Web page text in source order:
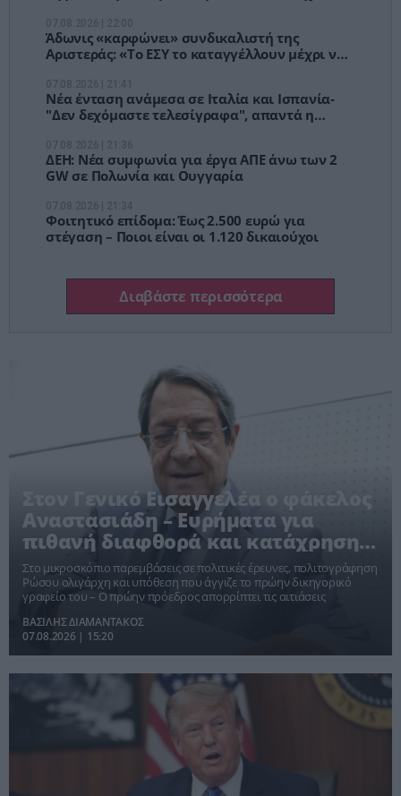
Άδωνις «καρφώνει» συνδικαλιστή της
Αριστεράς: «Το ΕΣΥ το καταγγέλλουν μέχρι να
Νέα ένταση ανάμεσα σε Ιταλία και Ισπανία-
"Δεν δεχόμαστε τελεσίγραφα", απαντά η
ΔΕΗ: Νέα συμφωνία για έργα ΑΠΕ άνω των 2
GW σε Πολωνία και Ουγγαρία
Φοιτητικό επίδομα: Έως 2.500 ευρώ για
στέγαση – Ποιοι είναι οι 1.120 δικαιούχοι
Διαβάστε περισσότερα
Στον Γενικό Εισαγγελέα ο φάκελος
Αναστασιάδη – Ευρήματα για
πιθανή διαφθορά και κατάχρηση
εξουσίας
Στο μικροσκόπιο παρεμβάσεις σε πολιτικές έρευνες, πολιτογράφηση
Ρώσου ολιγάρχη και υπόθεση που άγγιζε το πρώην δικηγορικό
γραφείο του – Ο πρώην πρόεδρος απορρίπτει τις αιτιάσεις
ΒΑΣΙΛΗΣ ΔΙΑΜΑΝΤΑΚΟΣ
07.08.2026 | 15:20